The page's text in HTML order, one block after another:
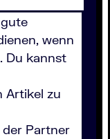
wenn
Du kannst
Artikel zu
Partner